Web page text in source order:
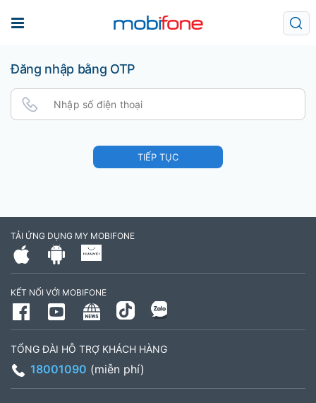
Đăng nhập bằng OTP
TIẾP TỤC
TẢI ỨNG DỤNG MY MOBIFONE
KẾT NỐI VỚI MOBIFONE
TỔNG ĐÀI HỖ TRỢ KHÁCH HÀNG
18001090 (miễn phí)